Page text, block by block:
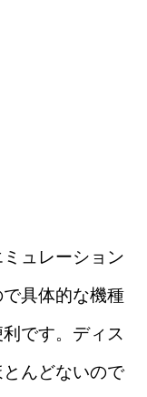
ュレーション
具体的な機種
です。ディス
んどないので